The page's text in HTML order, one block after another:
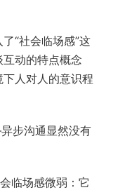
“社会临场感”这
动的特点概念
人对人的意识程
步沟通显然没有
临场感微弱：它